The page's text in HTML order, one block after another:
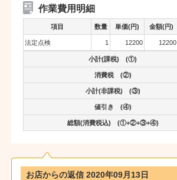
作業費用明細
項目 数量 単価(円) 金額(円)
法定点検 1 12200 12200
小計(課税) (①)
消費税 (②)
小計(非課税) (③)
値引き (④)
総額(消費税込) (①+②+③+④)
お店からの返信 2020年09月13日